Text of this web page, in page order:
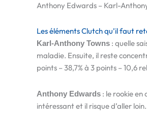
Anthony Edwards – Karl-
Les éléments Clutch qu’il faut
Karl-Anthony Towns : quelle
maladie. Ensuite, il reste
points – 38,7% à 3 points – 10,6
Anthony Edwards : le rookie
intéressant et il risque d’aller